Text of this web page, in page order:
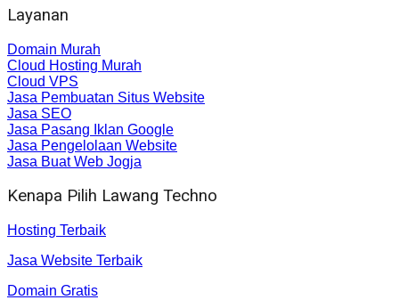
Layanan
Domain Murah
Cloud Hosting Murah
Cloud VPS
Jasa Pembuatan Situs Website
Jasa SEO
Jasa Pasang Iklan Google
Jasa Pengelolaan Website
Jasa Buat Web Jogja
Kenapa Pilih Lawang Techno
Hosting Terbaik
Jasa Website Terbaik
Domain Gratis